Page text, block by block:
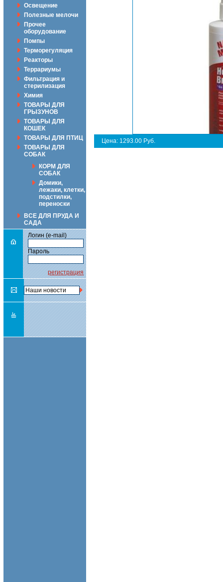
Освещение
Полезные мелочи
Прочее
оборудование
Помпы
Терморегуляция
Реакторы
Террариумы
Фильтрация и
стерилизация
Химия
ТОВАРЫ ДЛЯ
ГРЫЗУНОВ
ТОВАРЫ ДЛЯ
КОШЕК
ТОВАРЫ ДЛЯ ПТИЦ
ТОВАРЫ ДЛЯ
СОБАК
КОРМ ДЛЯ
СОБАК
Домики,
лежаки, клетки,
подстилки,
переноски
ВСЕ ДЛЯ ПРУДА И
САДА
Логин (e-mail)
Пароль
регистрация
Цена: 1293.00 Руб.